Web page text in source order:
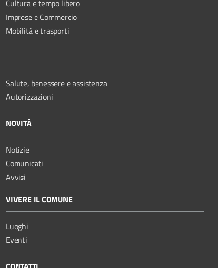
Cultura e tempo libero
Imprese e Commercio
Mobilità e trasporti
Salute, benessere e assistenza
Autorizzazioni
NOVITÀ
Notizie
Comunicati
Avvisi
VIVERE IL COMUNE
Luoghi
Eventi